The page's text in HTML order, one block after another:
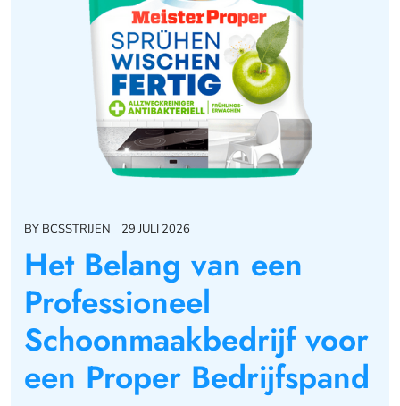
BY BCSSTRIJEN 29 JULI 2026
Het Belang van een
Professioneel
Schoonmaakbedrijf voor
een Proper Bedrijfspand